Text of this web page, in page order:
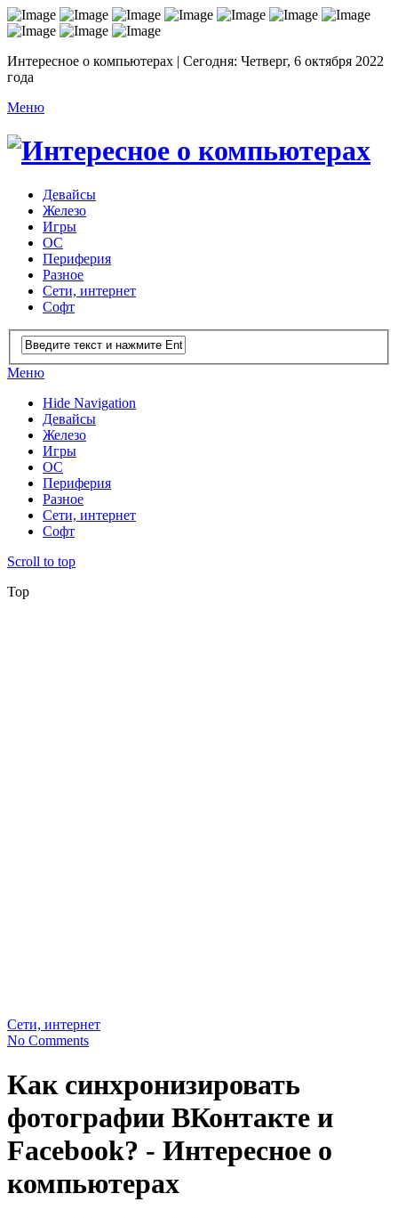
Интересное о компьютерах | Сегодня: Четверг, 6 октября 2022
года
Меню
Девайсы
Железо
Игры
ОС
Периферия
Разное
Сети, интернет
Софт
Меню
Hide Navigation
Девайсы
Железо
Игры
ОС
Периферия
Разное
Сети, интернет
Софт
Scroll to top
Top
Сети, интернет
No Comments
Как синхронизировать
фотографии ВКонтакте и
Facebook? - Интересное о
компьютерах